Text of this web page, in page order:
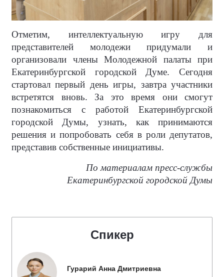
Отметим, интеллектуальную игру для
представителей молодежи придумали и
организовали члены Молодежной палаты при
Екатеринбургской городской Думе. Сегодня
стартовал первый день игры, завтра участники
встретятся вновь. За это время они смогут
познакомиться с работой Екатеринбургской
городской Думы, узнать, как принимаются
решения и попробовать себя в роли депутатов,
представив собственные инициативы.
По материалам пресс-службы
Екатеринбургской городской Думы
Спикер
Гурарий Анна Дмитриевна